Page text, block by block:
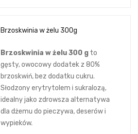
Brzoskwinia w żelu 300g
Brzoskwinia w żelu 300 gto
gęsty, owocowy dodatek z 80%
brzoskwiń, bez dodatku cukru.
Słodzony erytrytolem i sukralozą,
idealny jako zdrowsza alternatywa
dla dżemu do pieczywa, deserów i
wypieków.